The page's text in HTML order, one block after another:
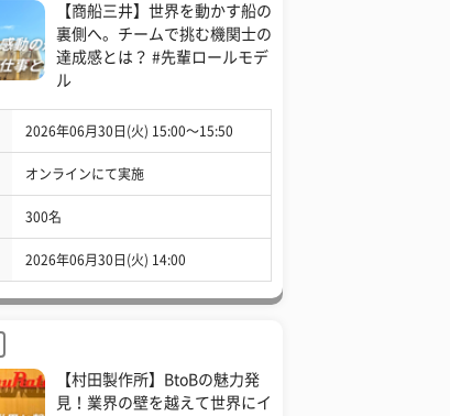
【商船三井】世界を動かす船の
裏側へ。チームで挑む機関士の
達成感とは？ #先輩ロールモデ
ル
2026年06月30日(火) 15:00〜15:50
オンラインにて実施
300名
2026年06月30日(火) 14:00
【村田製作所】BtoBの魅力発
見！業界の壁を越えて世界にイ